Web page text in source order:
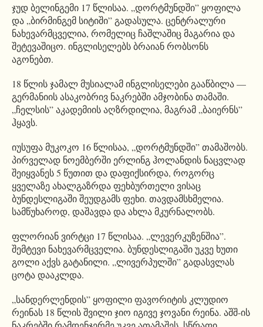
ჯუდ ბელინგემი 17 წლისაა. „დორტმუნდში” ყოფილა
და „ბირმინგემ სიტიში” გადასულა. ცენტრალური
ნახევარმცველია, რომელიც ჩაშლაშიც მაგარია და
შეტევაშიცო. ინგლისელებს ბრაიან რობსონს
აგონებთ.
18 წლის ჯამალ მუსიალამ ინგლისელები გააწბილა —
გერმანიის ასაკობრივ ნაკრებში ამჯობინა თამაში.
„ჩელსის” აკადემიის აღზრდილია, მაგრამ „ბაიერნს”
ჰყავს.
იუსუფა მუკოკო 16 წლისაა, „დორტმუნდში” თამაშობს.
პირველად ნოემბერში ერლინგ ჰოლანდის ნაცვლად
შეიყვანეს 5 წუთით და დაფიქსირდა, როგორც
ყველაზე ახალგაზრდა ფეხბურთელი ვისაც
ბუნდესლიგაში შეუდგამს ფეხი. თავდამსხმელია.
სამწუხაროდ, დაშავდა და ახლა მკურნალობს.
ფლორიან ვირტცი 17 წლისაა. „ლევერკუზენშია”.
შემტევი ნახევარმცველია. ბუნდესლიგაში უკვე ხუთი
გოლი აქვს გატანილი. „ლივერპულში” გადასვლას
ცოტა დააკლდა.
„სანდერლენდის” ყოფილი ფავორიტის კლუდიო
რეინას 18 წლის შვილი ჯიო იგივე ჯოვანი რეინა. აშშ-ის